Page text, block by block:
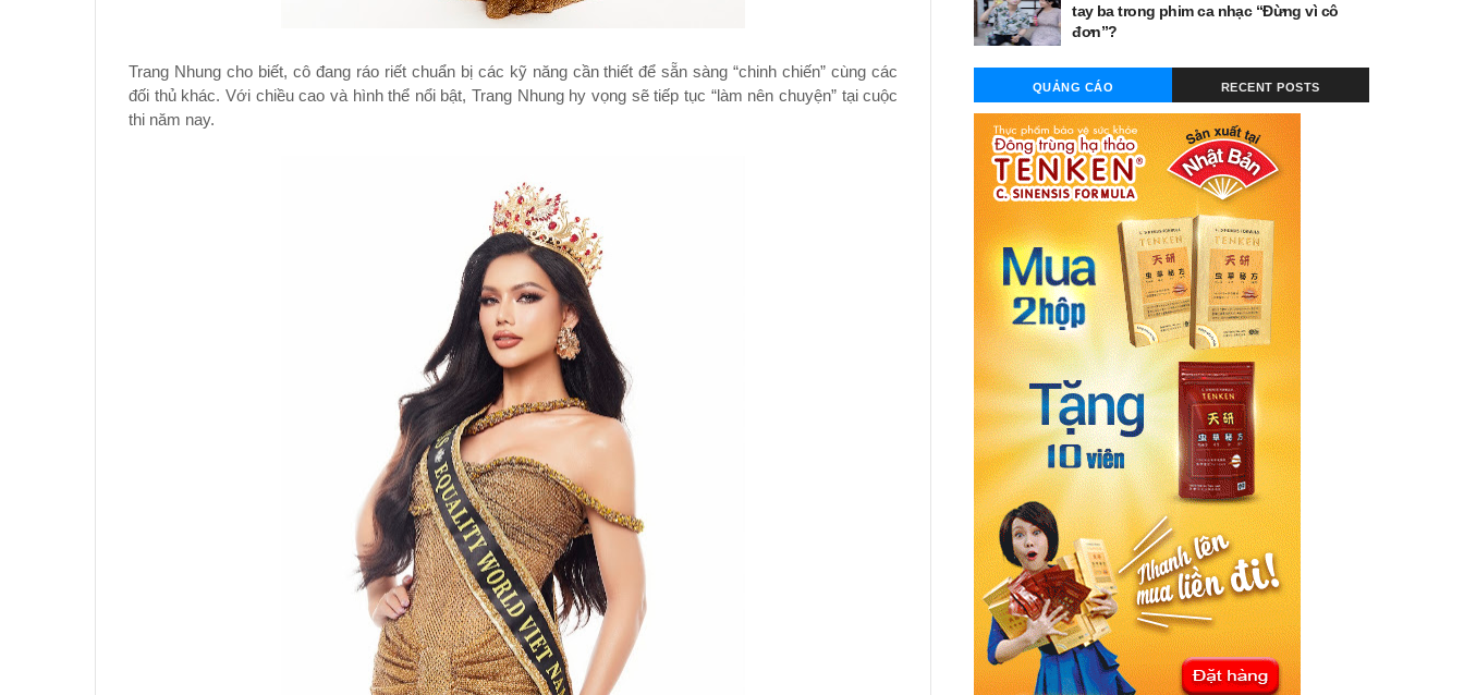
Trang Nhung cho biết, cô đang ráo riết chuẩn bị các kỹ năng cần thiết để sẵn sàng “chinh chiến” cùng các
đối thủ khác. Với chiều cao và hình thể nổi bật, Trang Nhung hy vọng sẽ tiếp tục “làm nên chuyện” tại cuộc
thi năm nay.
tay ba trong phim ca nhạc “Đừng vì cô
đơn”?
QUẢNG CÁO RECENT POSTS